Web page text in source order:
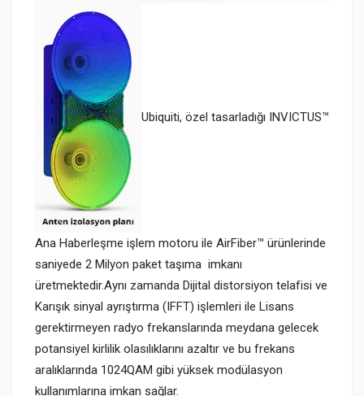
Ubiquiti, özel tasarladığı INVICTUS™
Ana Haberleşme işlem motoru ile AirFiber™ ürünlerinde
saniyede 2 Milyon paket taşıma imkanı
üretmektedir.Aynı zamanda Dijital distorsiyon telafisi ve
Karışık sinyal ayrıştırma (IFFT) işlemleri ile Lisans
gerektirmeyen radyo frekanslarında meydana gelecek
potansiyel kirlilik olasılıklarını azaltır ve bu frekans
aralıklarında 1024QAM gibi yüksek modülasyon
kullanımlarına imkan sağlar.